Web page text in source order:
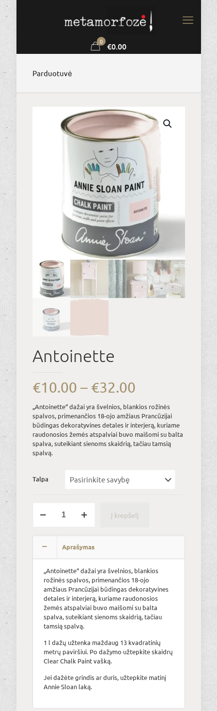
0 €0.00
Parduotuvė
Antoinette
€10.00 – €32.00Price
range:
€10.00
through
€32.00
„Antoinette“ dažai yra švelnios, blankios rožinės
spalvos, primenančios 18-ojo amžiaus Prancūzijai
būdingas dekoratyvines detales ir interjerą, kuriame
raudonosios žemės atspalviai buvo maišomi su balta
spalva, suteikiant sienoms skaidrią, tačiau tamsią
spalvą.
Talpa
kiekis:
Į krepšelį
Aprašymas
„Antoinette“ dažai yra švelnios, blankios
rožinės spalvos, primenančios 18-ojo
amžiaus Prancūzijai būdingas dekoratyvines
detales ir interjerą, kuriame raudonosios
žemės atspalviai buvo maišomi su balta
spalva, suteikiant sienoms skaidrią, tačiau
tamsią spalvą.
1 l dažų užtenka maždaug 13 kvadratinių
metrų paviršiui. Po dažymo užtepkite skaidrų
Clear Chalk Paint vašką.
Jei dažėte grindis ar duris, užtepkite matinį
Annie Sloan laką.